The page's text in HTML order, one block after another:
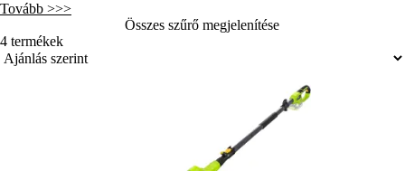
Kiváló ár-érték arány
Tovább >>>
Összes szűrő megjelenítése
4 termékek